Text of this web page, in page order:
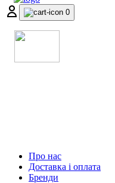
0
Про нас
Доставка і оплата
Бренди